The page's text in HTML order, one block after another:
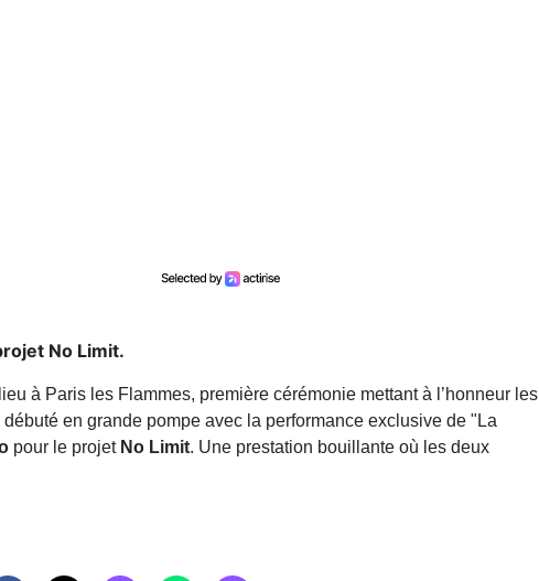
No Limit.
à Paris les Flammes, première cérémonie mettant à l’honneur les
en grande pompe avec la performance exclusive de "La
pour le projet No Limit. Une prestation bouillante où les deux